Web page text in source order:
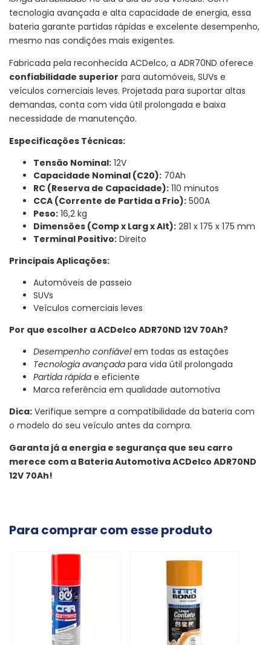
tecnologia avançada e alta capacidade de energia, essa
bateria garante partidas rápidas e excelente desempenho,
mesmo nas condições mais exigentes.
Fabricada pela reconhecida ACDelco, a ADR70ND oferece
confiabilidade superior para automóveis, SUVs e
veículos comerciais leves. Projetada para suportar altas
demandas, conta com vida útil prolongada e baixa
necessidade de manutenção.
Especificações Técnicas:
Tensão Nominal: 12V
Capacidade Nominal (C20): 70Ah
RC (Reserva de Capacidade): 110 minutos
CCA (Corrente de Partida a Frio): 500A
Peso: 16,2 kg
Dimensões (Comp x Larg x Alt): 281 x 175 x 175 mm
Terminal Positivo: Direito
Principais Aplicações:
Automóveis de passeio
SUVs
Veículos comerciais leves
Por que escolher a ACDelco ADR70ND 12V 70Ah?
Desempenho confiávelem todas as estações
Tecnologia avançada para vida útil prolongada
Partida rápida e eficiente
Marca referência em qualidade automotiva
Dica: Verifique sempre a compatibilidade da bateria com
o modelo do seu veículo antes da compra.
Garanta já a energia e segurança que seu carro
merece com a Bateria Automotiva ACDelco ADR70ND
12V 70Ah!
Para comprar com esse produto